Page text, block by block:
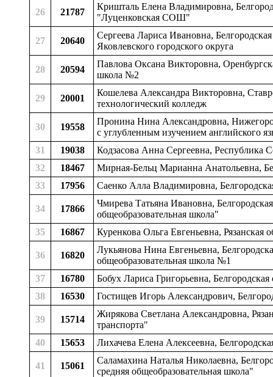
26 21787
Кришталь Елена Владимировна,
"Луценковская СОШ"
27 20640
Сергеева Лариса Ивановна,
Яковлевского городского округа
28 20594
Павлова Оксана Викторовна,
школа №2
29 20001
Кошелева Александра Викторовна,
технологический колледж
30 19558
Пронина Нина Александровна,
с углубленным изучением английского
31
19038
Кодзасова Анна Сергеевна,
32
18467
Мирная-Бельц Марианна Анатольевна,
33
17956 Саенко Алла Владимировна,
34 17866
Чмирева Татьяна Ивановна,
общеобразовательная школа"
35
16867 Куренкова Ольга Евгеньевна,
36 16820
Лукьянова Нина Евгеньевна,
общеобразовательная школа №1
37
16780
Бобух Лариса Григорьевна,
38
16530 Гостищев Игорь Александрович,
39 15714
Жирякова Светлана Александровна,
транспорта"
40
15653 Лихачева Елена Алексеевна,
41 15061
Саламахина Наталья Николаевна,
средняя общеобразовательная школа"